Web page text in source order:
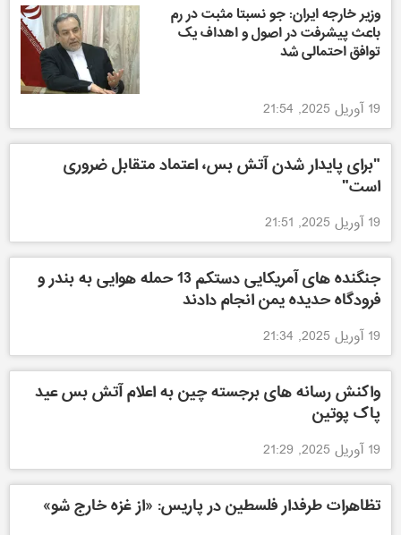
وزیر خارجه ایران: جو نسبتا مثبت در رم
باعث پیشرفت در اصول و اهداف یک
توافق احتمالی شد
19 آوریل 2025, 21:54
"برای پایدار شدن آتش بس، اعتماد متقابل ضروری
است"
19 آوریل 2025, 21:51
جنگنده های آمریکایی دستکم 13 حمله هوایی به بندر و
فرودگاه حدیده یمن انجام دادند
19 آوریل 2025, 21:34
واکنش رسانه های برجسته چین به اعلام آتش بس عید
پاک پوتین
19 آوریل 2025, 21:29
تظاهرات طرفدار فلسطین در پاریس: «از غزه خارج شو»